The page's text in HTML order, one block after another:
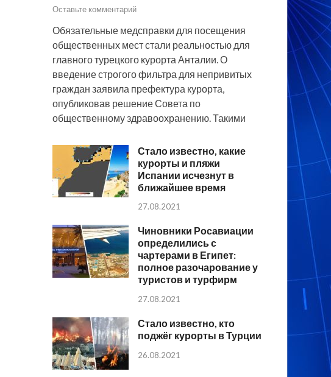
Оставьте комментарий
Обязательные медсправки для посещения
общественных мест стали реальностью для
главного турецкого курорта Анталии. О
введение строгого фильтра для непривитых
граждан заявила префектура курорта,
опубликовав решение Совета по
общественному здравоохранению. Такими
Стало известно, какие
курорты и пляжи
Испании исчезнут в
ближайшее время
27.08.2021
Чиновники Росавиации
определились с
чартерами в Египет:
полное разочарование у
туристов и турфирм
27.08.2021
Стало известно, кто
поджёг курорты в Турции
26.08.2021